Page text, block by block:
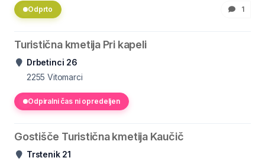
Odprto 1
Turistična kmetija Pri kapeli
Drbetinci 26
2255 Vitomarci
Odpiralni čas ni opredeljen
Gostišče Turistična kmetija Kaučič
Trstenik 21